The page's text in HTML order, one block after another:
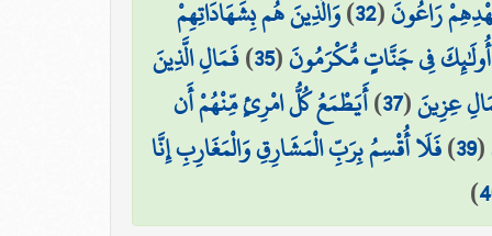
رَاعُونَ(
32
)وَالَّذِينَ هُم بِشَهَادَاتِهِمْ
أُولَٰئِكَ فِي جَنَّاتٍ مُّكْرَمُونَ(
35
)فَمَالِ الَّذِينَ
عِزِينَ(
37
)أَيَطْمَعُ كُلُّ امْرِئٍ مِّنْهُمْ أَن
(
39
)فَلَا أُقْسِمُ بِرَبِّ الْمَشَارِقِ وَالْمَغَارِبِ إِنَّا
)